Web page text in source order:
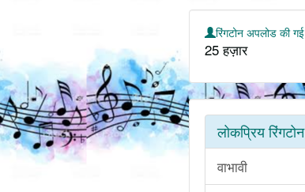
रिंगटोन अपलोड की गई
25 हज़ार
लोकप्रिय रिंगटोन
वाभावी